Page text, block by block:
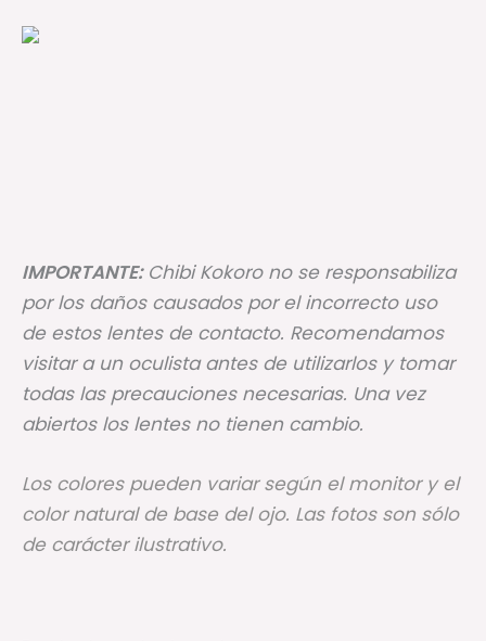
IMPORTANTE:Chibi Kokoro no se responsabiliza
por los daños causados por el incorrecto uso
de estos lentes de contacto. Recomendamos
visitar a un oculista antes de utilizarlos y tomar
todas las precauciones necesarias. Una vez
abiertos los lentes no tienen cambio.
Los colores pueden variar según el monitor y el
color natural de base del ojo. Las fotos son sólo
de carácter ilustrativo.